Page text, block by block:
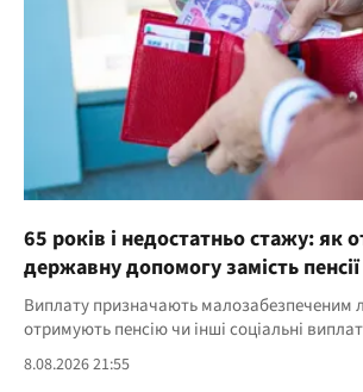
65 років і недостатньо стажу: як
державну допомогу замість пенсії
Виплату призначають малозабезпеченим
отримують пенсію чи інші соціальні
8.08.2026 21:55